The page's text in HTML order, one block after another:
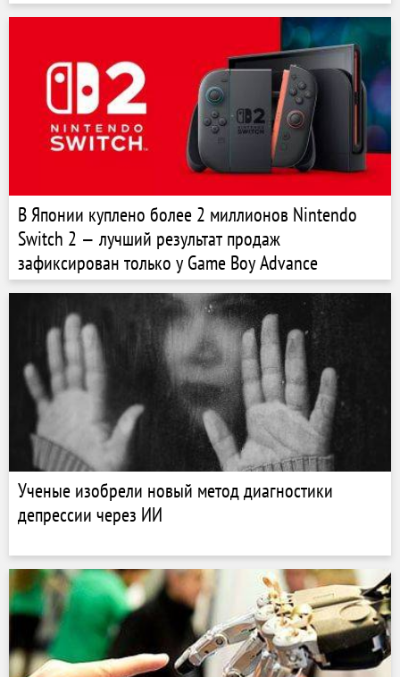
В Японии куплено более 2 миллионов Nintendo
Switch 2 — лучший результат продаж
зафиксирован только у Game Boy Advance
Ученые изобрели новый метод диагностики
депрессии через ИИ